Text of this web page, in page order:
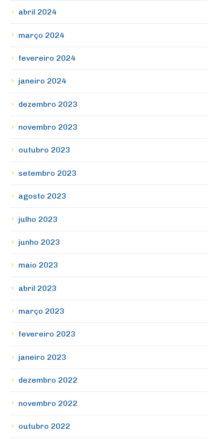
abril 2024
março 2024
fevereiro 2024
janeiro 2024
dezembro 2023
novembro 2023
outubro 2023
setembro 2023
agosto 2023
julho 2023
junho 2023
maio 2023
abril 2023
março 2023
fevereiro 2023
janeiro 2023
dezembro 2022
novembro 2022
outubro 2022